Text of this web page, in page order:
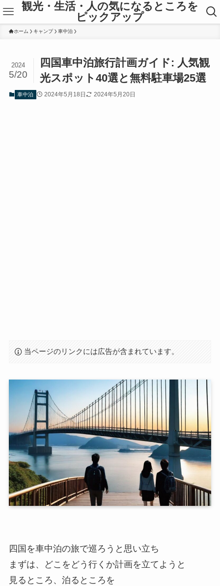
観光・生活・人の気になるところを
ピックアップ
ホーム キャンプ 車中泊
四国車中泊旅行計画ガイド: 人気観
光スポット40選と無料駐車場25選
2024
5/20
車中泊 2024年5月18日 2024年5月20日
当ページのリンクには広告が含まれています。
四国を車中泊の旅で巡ろうと思い立ち
まずは、どこをどう行くか計画を立てようと
見るところ、泊るところを